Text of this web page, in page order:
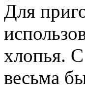
Для
хлопья. С
весьма